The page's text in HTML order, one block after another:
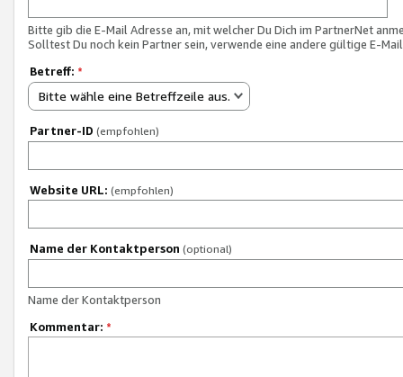
Bitte gib die E-Mail Adresse an, mit welcher Du Dich im PartnerNet
Solltest Du noch kein Partner sein, verwende eine andere gültige E-
Betreff: *
Bitte wähle eine Betreffzeile aus.
Partner-ID (empfohlen)
Website URL: (empfohlen)
Name der Kontaktperson (optional)
Name der Kontaktperson
Kommentar: *